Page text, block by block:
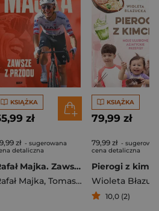
KSIĄŻKA
zł
zł - sugerowana
detaliczna
Rafał Majka. Zawsze z przodu. Rozmawia Tomasz Kalemba - książka z autografem
Majka, Tomasz Kalemba
KSIĄŻKA
79,99 zł
79,99 zł -
cena detaliczna
Wioleta
10,0 (2)